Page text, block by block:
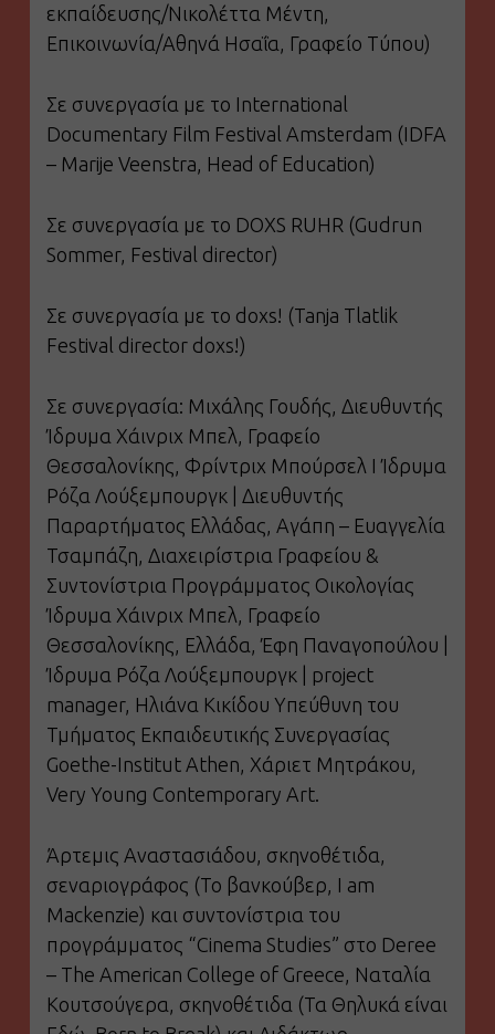
εκπαίδευσης/Νικολέττα Μέντη,
Επικοινωνία/Αθηνά Ησαΐα, Γραφείο Τύπου)
Σε συνεργασία με το International
Documentary Film Festival Amsterdam (IDFA
– Marije Veenstra, Head of Education)
Σε συνεργασία με το DOXS RUHR (Gudrun
Sommer, Festival director)
Σε συνεργασία με το doxs! (Tanja Tlatlik
Festival director doxs!)
Σε συνεργασία: Μιχάλης Γουδής, Διευθυντής
Ίδρυμα Χάινριχ Μπελ, Γραφείο
Θεσσαλονίκης, Φρίντριχ Μπούρσελ Ι Ίδρυμα
Ρόζα Λούξεμπουργκ | Διευθυντής
Παραρτήματος Ελλάδας, Αγάπη – Ευαγγελία
Τσαμπάζη, Διαχειρίστρια Γραφείου &
Συντονίστρια Προγράμματος Οικολογίας
Ίδρυμα Χάινριχ Μπελ, Γραφείο
Θεσσαλονίκης, Ελλάδα, Έφη Παναγοπούλου |
Ίδρυμα Ρόζα Λούξεμπουργκ | project
manager, Ηλιάνα Κικίδου Υπεύθυνη του
Τμήματος Εκπαιδευτικής Συνεργασίας
Goethe-Institut Athen, Χάριετ Μητράκου,
Very Young Contemporary Art.
Άρτεμις Αναστασιάδου, σκηνοθέτιδα,
σεναριογράφος (Το βανκούβερ, I am
Mackenzie) και συντονίστρια του
προγράμματος “Cinema Studies” στο Deree
– The American College of Greece, Ναταλία
Κουτσούγερα, σκηνοθέτιδα (Τα Θηλυκά είναι